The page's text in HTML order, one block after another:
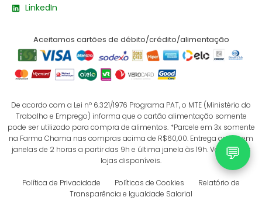
LinkedIn
Aceitamos cartões de débito/crédito/alimentação
De acordo com a Lei nº 6.321/1976 Programa PAT, o MTE (Ministério do
Trabalho e Emprego) informa que o cartão alimentação somente
pode ser utilizado para compra de alimentos. *Parcele em 3x somente
na Farma Chama nas compras acima de R$60,00. Entrega online em
janelas de 2 horas a partir das 9h e última janela às 19h. Verifique as
lojas disponíveis.
Política de Privacidade Políticas de Cookies
Relatório de
Transparência e Igualdade Salarial
💬